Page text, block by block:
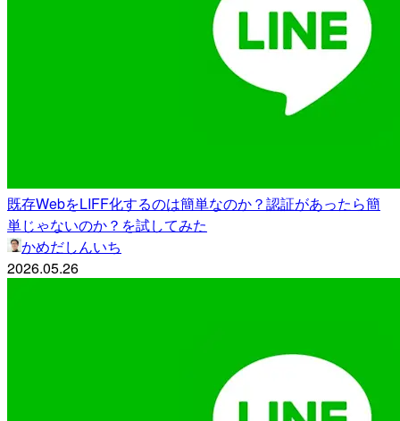
既存WebをLIFF化するのは簡単なのか？認証があったら簡
単じゃないのか？を試してみた
かめだしんいち
2026.05.26